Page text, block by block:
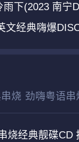
(2023 南宁DJ阿颖
文经典嗨爆
烧 劲嗨粤语串
烧经典靓碟CD